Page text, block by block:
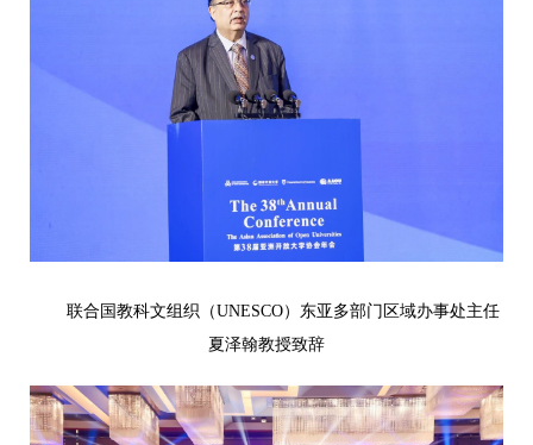
联合国教科文组织（UNESCO）东亚多部门区域办事处主任
夏泽翰教授致辞